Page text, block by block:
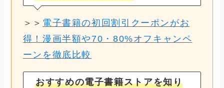
＞＞ 電子書籍の初回割引クーポンがお
得！漫画半額や70・80%オフキャンペ
ーンを徹底比較
おすすめの電子書籍ストアを知り